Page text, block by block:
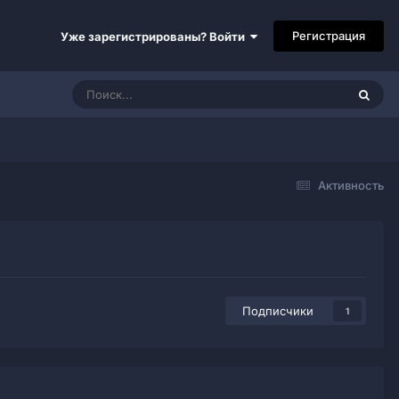
Уже зарегистрированы? Войти Регистрация
Активность
Подписчики 1